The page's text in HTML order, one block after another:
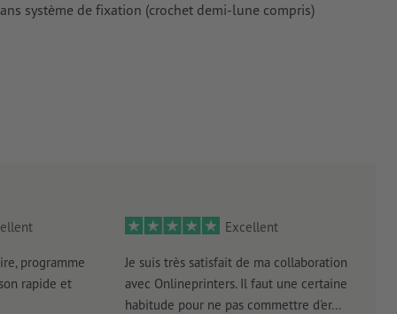
système de fixation (crochet demi-lune compris)
programme
rapide et
Excellent
Je suis très satisfait de ma collaboration
avec Onlineprinters. Il faut une certaine
habitude pour ne pas commettre d'er...